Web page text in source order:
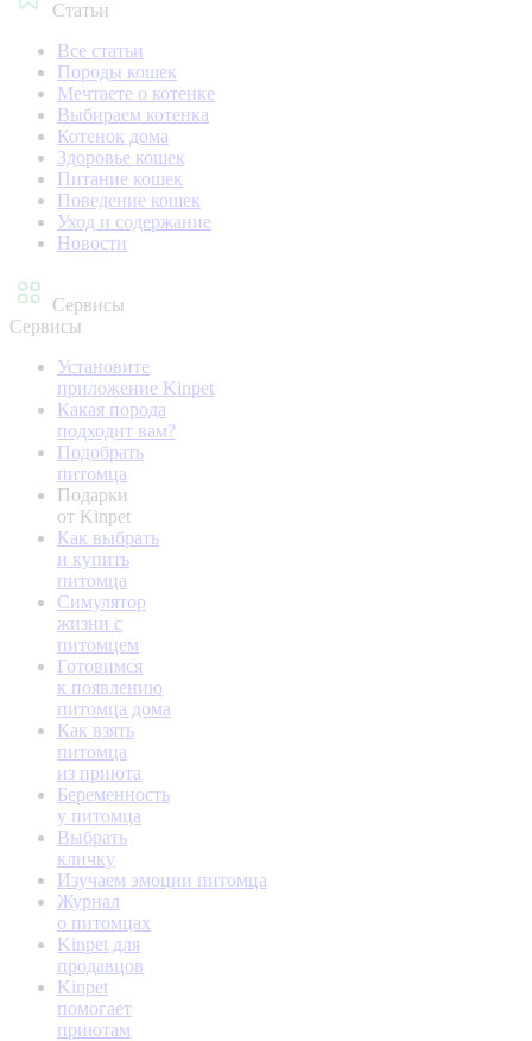
Статьи
Все статьи
Породы кошек
Мечтаете о котенке
Выбираем котенка
Котенок дома
Здоровье кошек
Питание кошек
Поведение кошек
Уход и содержание
Новости
Сервисы
Сервисы
Установите
приложение Kinpet
Какая порода
подходит вам?
Подобрать
питомца
Подарки
от Kinpet
Как выбрать
и купить
питомца
Симулятор
жизни с
питомцем
Готовимся
к появлению
питомца дома
Как взять
питомца
из приюта
Беременность
у питомца
Выбрать
кличку
Изучаем эмоции питомца
Журнал
о питомцах
Kinpet для
продавцов
Kinpet
помогает
приютам